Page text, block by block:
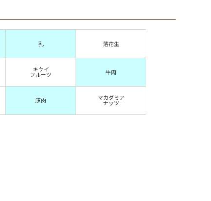
乳 落花生
キウイ
フルーツ 牛肉
豚肉 マカダミア
ナッツ